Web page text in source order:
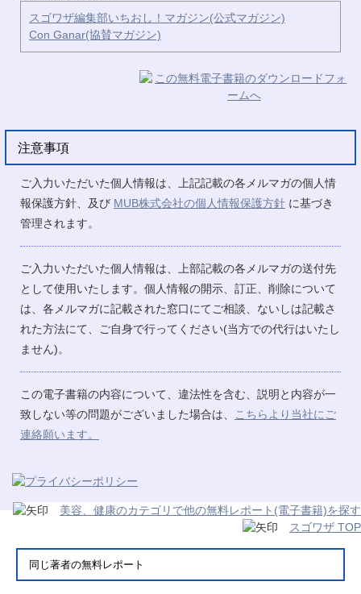
スゴワザ編集部いちおし！マガジン(公式マガジン)
Con Ganar(協賛マガジン)
注意事項
ご入力いただいた個人情報は、上記記載の各メルマガの個人情
報保護方針、及び MUB株式会社の個人情報保護方針 に基づき
管理されます。
ご入力いただいた個人情報は、上部記載の各メルマガの送付先
として使用いたします。個人情報の開示、訂正、削除について
は、各メルマガに記載された窓口にてご相談、ないしは記載さ
れた方法にて、ご自身で行ってください(当方での代行はいたし
ません)。
この電子書籍の内容について、違法性を含む、説明と内容が一
致しない等の問題がございました場合は、
こちらより当社にご
連絡願います。
美容、健康のカテゴリで他の無料レポート(電子書籍)を探す
スゴワザ TOP
同じ著者の無料レポート